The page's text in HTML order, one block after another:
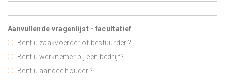
Aanvullende vragenlijst - facultatief
Bent u zaakvoerder of bestuurder ?
Bent u werknemer bij een bedrijf?
Bent u aandeelhouder ?